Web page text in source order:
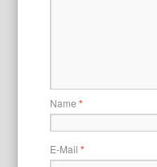
Name *
E-Mail *